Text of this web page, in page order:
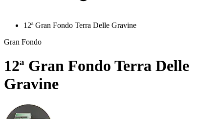
12ª Gran Fondo Terra Delle Gravine
Gran Fondo
12ª Gran Fondo Terra Delle
Gravine